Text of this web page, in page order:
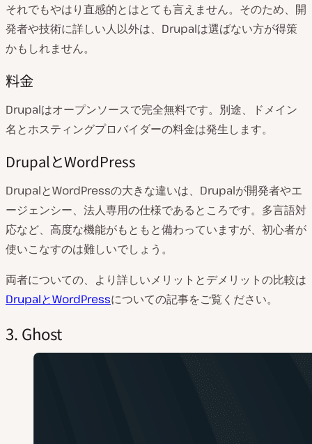
それでもやはり直感的とはとても言えません。そのため、開
発者や技術に詳しい人以外は、Drupalは選ばない方が得策
かもしれません。
料金
Drupalはオープンソースで完全無料です。別途、ドメイン
名とホスティングプロバイダーの料金は発生します。
DrupalとWordPress
DrupalとWordPressの大きな違いは、Drupalが開発者やエ
ージェンシー、法人専用の仕様であるところです。多言語対
応など、高度な機能がもともと備わっていますが、初心者が
使いこなすのは難しいでしょう。
両者についての、より詳しいメリットとデメリットの比較は
DrupalとWordPressについての記事をご覧ください。
3. Ghost